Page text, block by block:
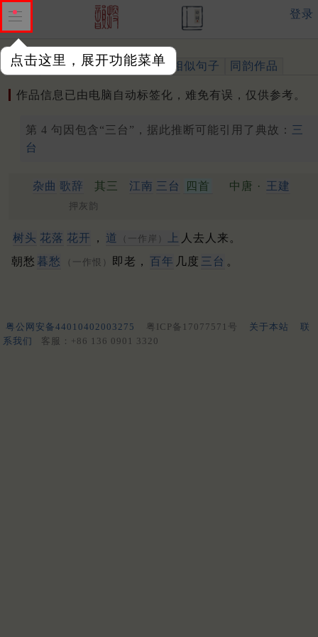
点击这里，展开功能菜单
登录
作品 标注四声 出处、引用 相似句子 同韵作品
作品信息已由电脑自动标签化，难免有误，仅供参考。
第 4 句因包含“三台”，据此推断可能引用了典故： 三
台
杂曲 歌辞 其三 江南 三台 四首 中唐 · 王建
押灰韵
树头 花落 花开 ， 道 （一作岸） 上 人去人来。
朝愁 暮愁 （一作恨） 即老， 百年 几度 三台 。
粤公网安备44010402003275 粤ICP备17077571号 关于本站
联
系我们
客服：+86 136 0901 3320